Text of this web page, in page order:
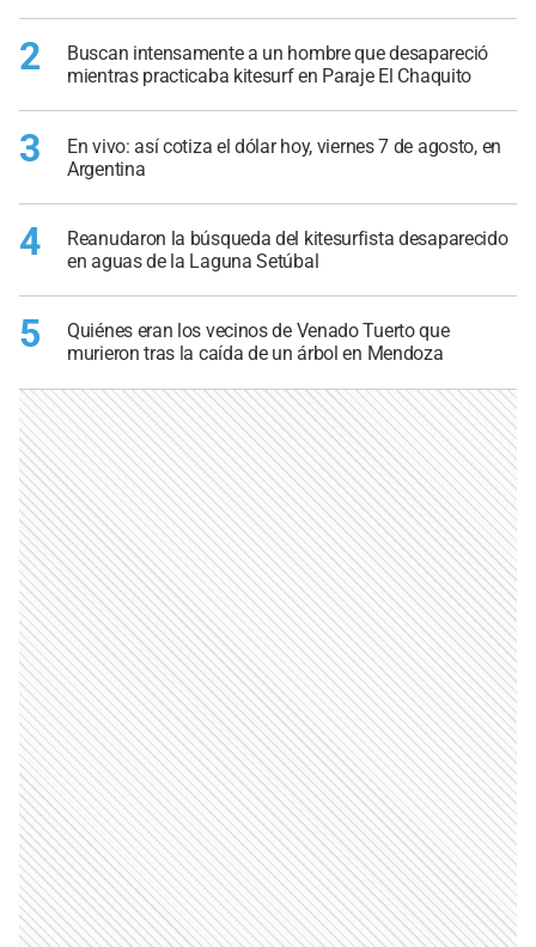
2
Buscan intensamente a un hombre que desapareció
mientras practicaba kitesurf en Paraje El Chaquito
3
En vivo: así cotiza el dólar hoy, viernes 7 de agosto, en
Argentina
4
Reanudaron la búsqueda del kitesurfista desaparecido
en aguas de la Laguna Setúbal
5
Quiénes eran los vecinos de Venado Tuerto que
murieron tras la caída de un árbol en Mendoza